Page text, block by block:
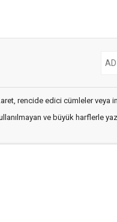
rencide edici cümleler veya
ve büyük harflerle